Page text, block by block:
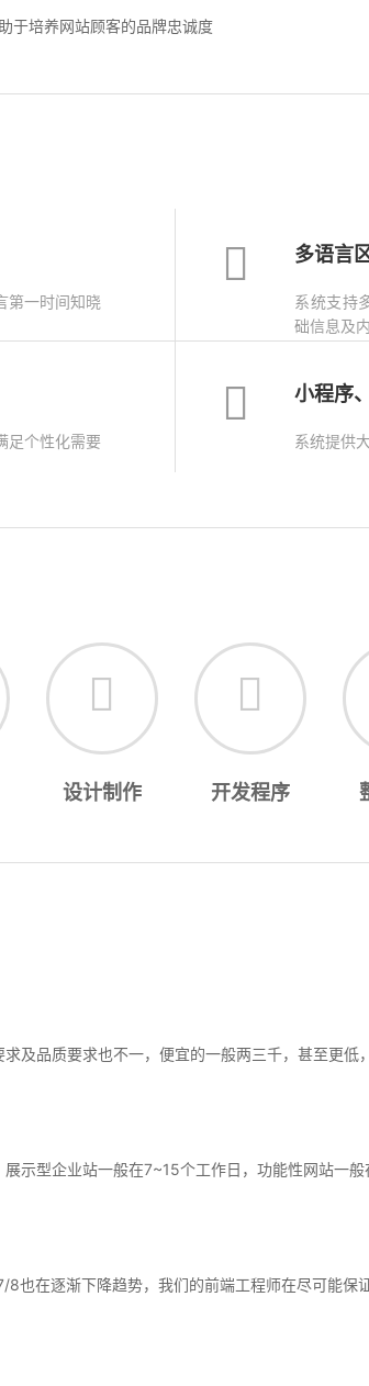
培养网站顾客的品牌忠诚度
第一时间知晓
多语言
系统支持
础信息及
足个性化需要
小程序
系统提供
设计制作 开发程序
及品质要求也不一，便宜的一般两三千，甚至更低
示型企业站一般在7~15个工作日，功能性网站一般
也在逐渐下降趋势，我们的前端工程师在尽可能